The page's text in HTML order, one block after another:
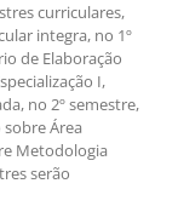
curriculares,
integra, no 1º
de Elaboração
I,
no 2º semestre,
Área
Metodologia
serão